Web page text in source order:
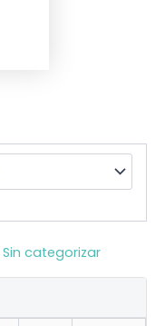
Sin categorizar